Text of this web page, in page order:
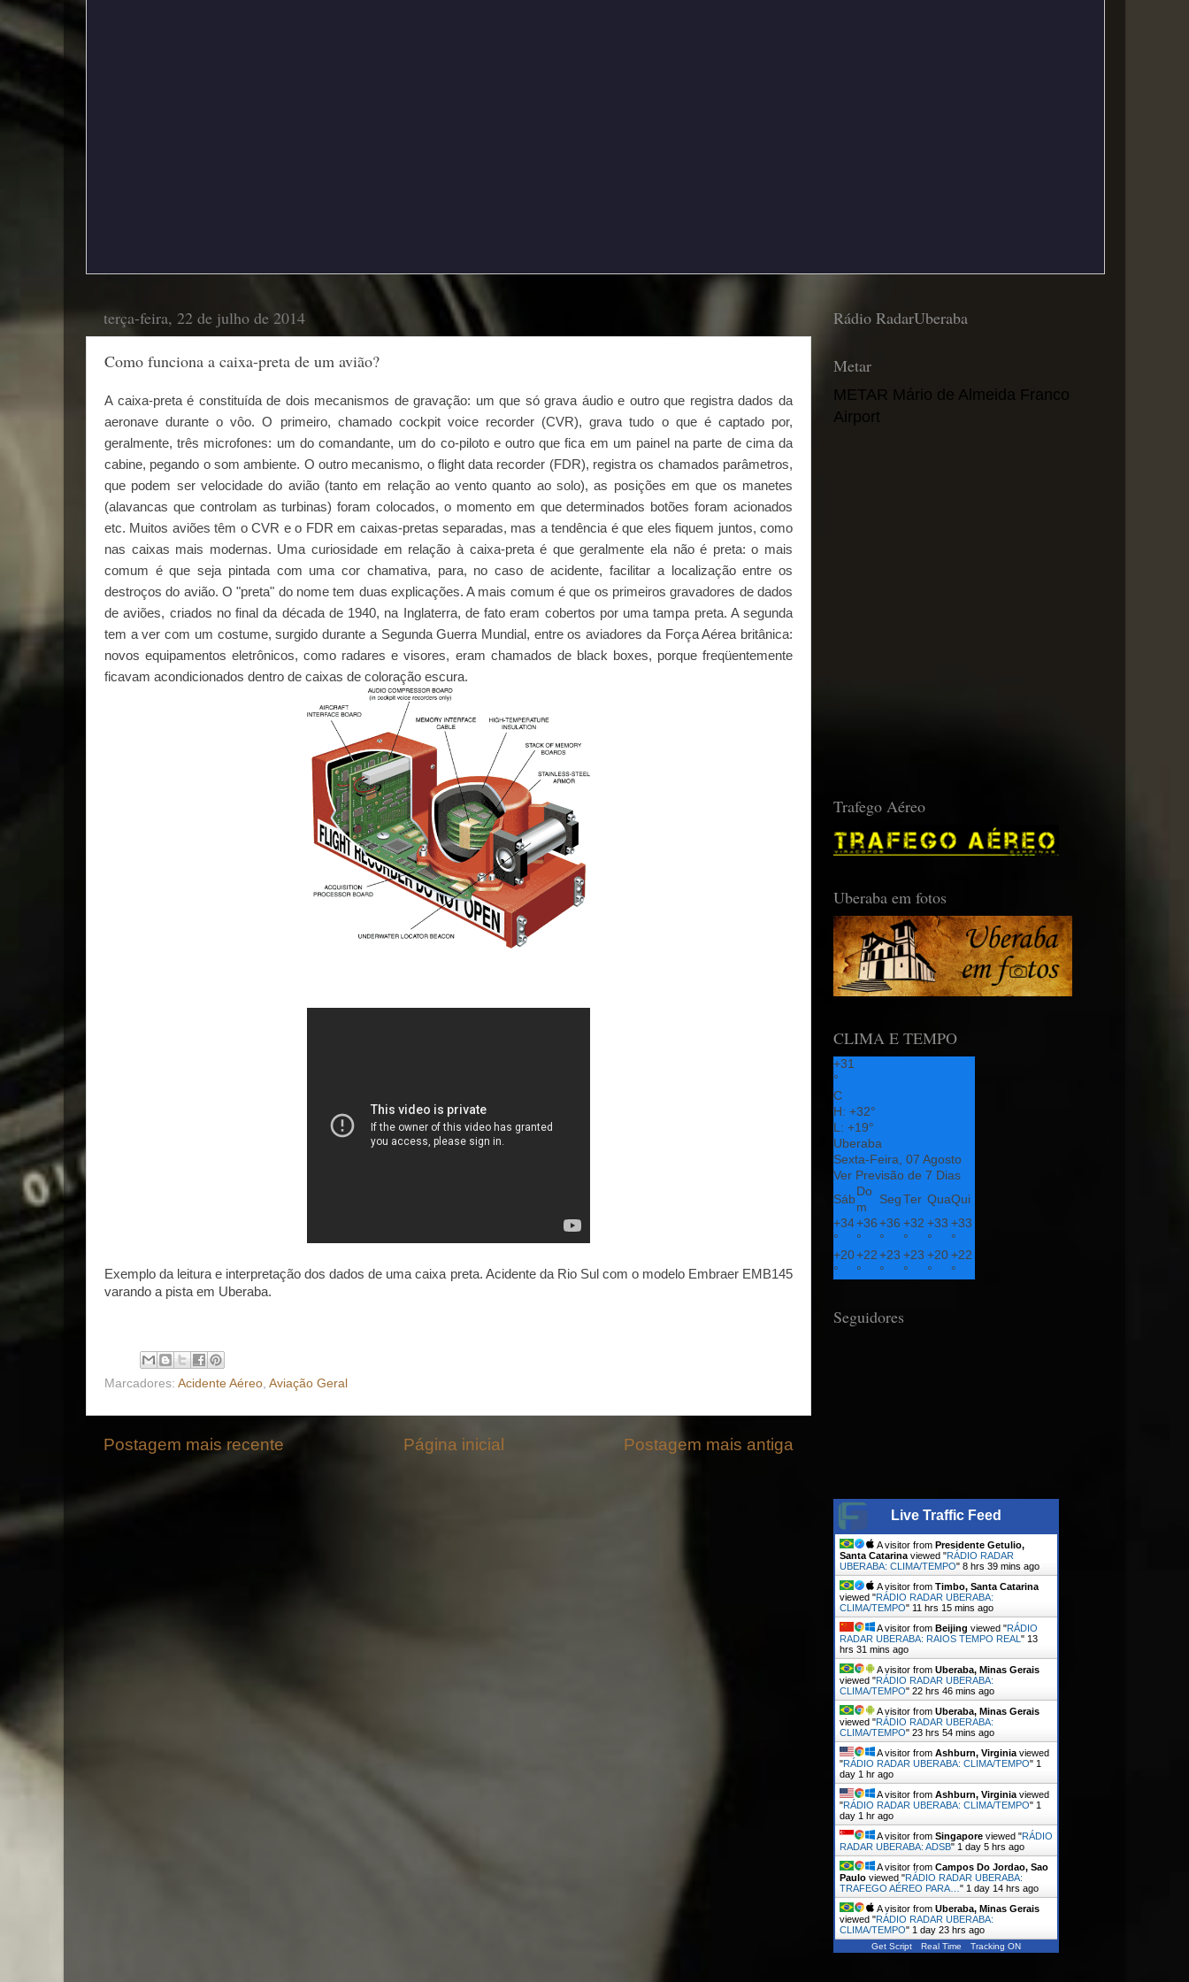
terça-feira, 22 de julho de 2014
Como funciona a caixa-preta de um avião?
A caixa-preta é constituída de dois mecanismos de gravação: um que só grava áudio e outro que registra dados da
aeronave durante o vôo. O primeiro, chamado cockpit voice recorder (CVR), grava tudo o que é captado por,
geralmente, três microfones: um do comandante, um do co-piloto e outro que fica em um painel na parte de cima da
cabine, pegando o som ambiente. O outro mecanismo, o flight data recorder (FDR), registra os chamados parâmetros,
que podem ser velocidade do avião (tanto em relação ao vento quanto ao solo), as posições em que os manetes
(alavancas que controlam as turbinas) foram colocados, o momento em que determinados botões foram acionados
etc. Muitos aviões têm o CVR e o FDR em caixas-pretas separadas, mas a tendência é que eles fiquem juntos, como
nas caixas mais modernas. Uma curiosidade em relação à caixa-preta é que geralmente ela não é preta: o mais
comum é que seja pintada com uma cor chamativa, para, no caso de acidente, facilitar a localização entre os
destroços do avião. O "preta" do nome tem duas explicações. A mais comum é que os primeiros gravadores de dados
de aviões, criados no final da década de 1940, na Inglaterra, de fato eram cobertos por uma tampa preta. A segunda
tem a ver com um costume, surgido durante a Segunda Guerra Mundial, entre os aviadores da Força Aérea britânica:
novos equipamentos eletrônicos, como radares e visores, eram chamados de black boxes, porque freqüentemente
ficavam acondicionados dentro de caixas de coloração escura.
Exemplo da leitura e interpretação dos dados de uma caixa preta. Acidente da Rio Sul com o modelo Embraer EMB145
varando a pista em Uberaba.
Marcadores: Acidente Aéreo, Aviação Geral
Postagem mais recente Postagem mais antiga
Página inicial
Rádio RadarUberaba
Metar
METAR Mário de Almeida Franco
Airport
Trafego Aéreo
Uberaba em fotos
CLIMA E TEMPO
+31
°
C
H: +32°
L: +19°
Uberaba
Sexta-Feira, 07 Agosto
Ver Previsão de 7 Dias
Sáb
Do
m
Seg Ter QuaQui
+34
°
+36
°
+36
°
+32
°
+33
°
+33
°
+20
°
+22
°
+23
°
+23
°
+20
°
+22
°
Seguidores
Live Traffic Feed
A visitor from Presidente Getulio,
Santa Catarina viewed "RÁDIO RADAR
UBERABA: CLIMA/TEMPO" 8 hrs 39 mins ago
A visitor from Timbo, Santa Catarina
viewed "RÁDIO RADAR UBERABA:
CLIMA/TEMPO" 11 hrs 15 mins ago
A visitor from Beijing viewed "RÁDIO
RADAR UBERABA: RAIOS TEMPO REAL " 13
hrs 31 mins ago
A visitor from Uberaba, Minas Gerais
viewed "RÁDIO RADAR UBERABA:
CLIMA/TEMPO" 22 hrs 46 mins ago
A visitor from Uberaba, Minas Gerais
viewed "RÁDIO RADAR UBERABA:
CLIMA/TEMPO" 23 hrs 54 mins ago
A visitor from Ashburn, Virginia viewed
"RÁDIO RADAR UBERABA: CLIMA/TEMPO" 1
day 1 hr ago
A visitor from Ashburn, Virginia viewed
"RÁDIO RADAR UBERABA: CLIMA/TEMPO" 1
day 1 hr ago
A visitor from Singapore viewed "RÁDIO
RADAR UBERABA: ADSB" 1 day 5 hrs ago
A visitor from Campos Do Jordao, Sao
Paulo viewed "RÁDIO RADAR UBERABA:
TRAFEGO AÉREO PARA… " 1 day 14 hrs ago
A visitor from Uberaba, Minas Gerais
viewed "RÁDIO RADAR UBERABA:
CLIMA/TEMPO" 1 day 23 hrs ago
Get Script Real Time Tracking ON